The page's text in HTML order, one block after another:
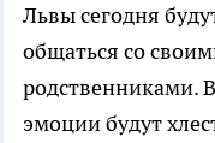
Львы сегодня
общаться со
родственниками.
эмоции будут